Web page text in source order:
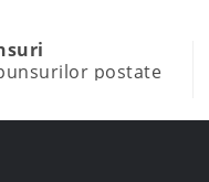
postate